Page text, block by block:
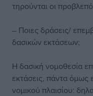
τηρούνται οι
– Ποιες δράσεις/
δασικών εκτάσεων;
Η δασική νομοθεσία
εκτάσεις, πάντα
νομικού πλαισίου: